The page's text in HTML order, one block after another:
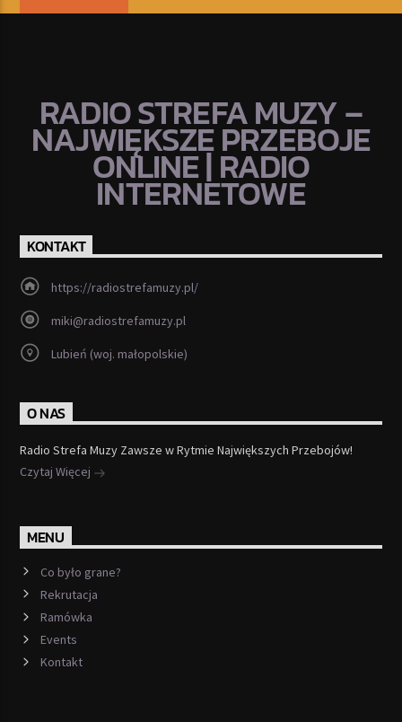
RADIO STREFA MUZY –
NAJWIĘKSZE PRZEBOJE
ONLINE | RADIO
INTERNETOWE
KONTAKT
https://radiostrefamuzy.pl/
miki@radiostrefamuzy.pl
Lubień (woj. małopolskie)
O NAS
Radio Strefa Muzy Zawsze w Rytmie Największych Przebojów!
Czytaj Więcej
MENU
Co było grane?
Rekrutacja
Ramówka
Events
Kontakt